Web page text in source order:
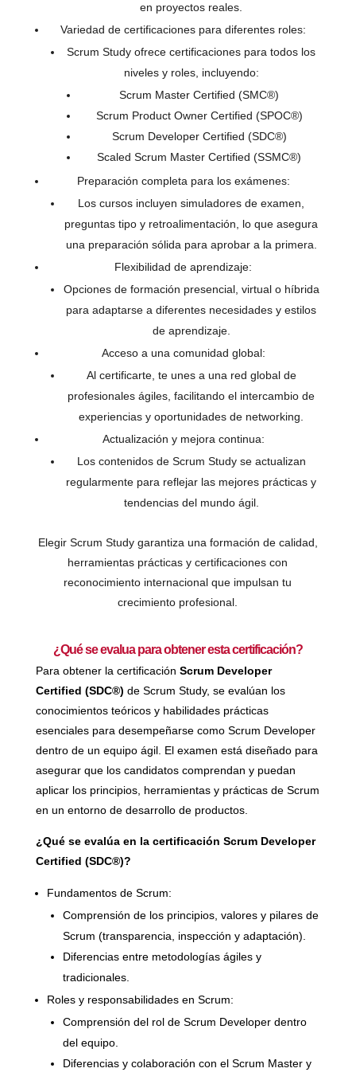
en proyectos reales.
Variedad de certificaciones para diferentes roles:
Scrum Study ofrece certificaciones para todos los
niveles y roles, incluyendo:
Scrum Master Certified (SMC®)
Scrum Product Owner Certified (SPOC®)
Scrum Developer Certified (SDC®)
Scaled Scrum Master Certified (SSMC®)
Preparación completa para los exámenes:
Los cursos incluyen simuladores de examen,
preguntas tipo y retroalimentación, lo que asegura
una preparación sólida para aprobar a la primera.
Flexibilidad de aprendizaje:
Opciones de formación presencial, virtual o híbrida
para adaptarse a diferentes necesidades y estilos
de aprendizaje.
Acceso a una comunidad global:
Al certificarte, te unes a una red global de
profesionales ágiles, facilitando el intercambio de
experiencias y oportunidades de networking.
Actualización y mejora continua:
Los contenidos de Scrum Study se actualizan
regularmente para reflejar las mejores prácticas y
tendencias del mundo ágil.
Elegir Scrum Study garantiza una formación de calidad,
herramientas prácticas y certificaciones con
reconocimiento internacional que impulsan tu
crecimiento profesional.
¿Qué se evalua para obtener esta certificación?
Para obtener la certificación Scrum Developer
Certified (SDC®) de Scrum Study, se evalúan los
conocimientos teóricos y habilidades prácticas
esenciales para desempeñarse como Scrum Developer
dentro de un equipo ágil. El examen está diseñado para
asegurar que los candidatos comprendan y puedan
aplicar los principios, herramientas y prácticas de Scrum
en un entorno de desarrollo de productos.
¿Qué se evalúa en la certificación Scrum Developer
Certified (SDC®)?
Fundamentos de Scrum:
Comprensión de los principios, valores y pilares de
Scrum (transparencia, inspección y adaptación).
Diferencias entre metodologías ágiles y
tradicionales.
Roles y responsabilidades en Scrum:
Comprensión del rol de Scrum Developer dentro
del equipo.
Diferencias y colaboración con el Scrum Master y